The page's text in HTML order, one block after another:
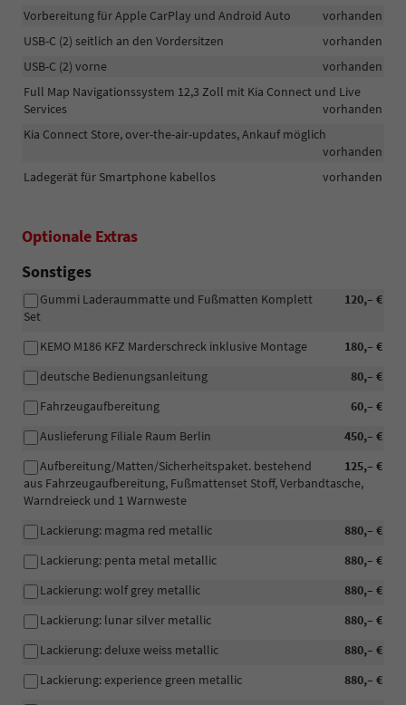
Vorbereitung für Apple CarPlay und Android Auto
vorhanden
USB-C (2) seitlich an den Vordersitzen
vorhanden
USB-C (2) vorne
vorhanden
Full Map Navigationssystem 12,3 Zoll mit Kia Connect und Live
Services
vorhanden
Kia Connect Store, over-the-air-updates, Ankauf möglich
vorhanden
Ladegerät für Smartphone kabellos
vorhanden
Optionale Extras
Sonstiges
120,– €
Gummi Laderaummatte und Fußmatten Komplett
Set
180,– €
KEMO M186 KFZ Marderschreck inklusive Montage
80,– €
deutsche Bedienungsanleitung
60,– €
Fahrzeugaufbereitung
450,– €
Auslieferung Filiale Raum Berlin
125,– €
Aufbereitung/Matten/Sicherheitspaket. bestehend
aus Fahrzeugaufbereitung, Fußmattenset Stoff, Verbandtasche,
Warndreieck und 1 Warnweste
880,– €
Lackierung: magma red metallic
880,– €
Lackierung: penta metal metallic
880,– €
Lackierung: wolf grey metallic
880,– €
Lackierung: lunar silver metallic
880,– €
Lackierung: deluxe weiss metallic
880,– €
Lackierung: experience green metallic